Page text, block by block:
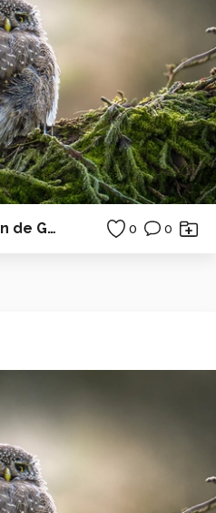
Vergeten kreeftenkorf in de Grevelingen 0 0